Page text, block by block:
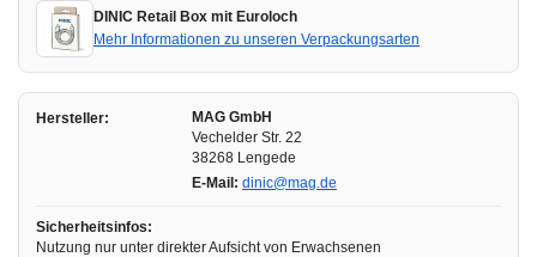
DINIC Retail Box mit Euroloch
Mehr Informationen zu unseren Verpackungsarten
Hersteller:
MAG GmbH
Vechelder Str. 22
38268 Lengede
E-Mail: dinic@mag.de
Sicherheitsinfos:
Nutzung nur unter direkter Aufsicht von Erwachsenen